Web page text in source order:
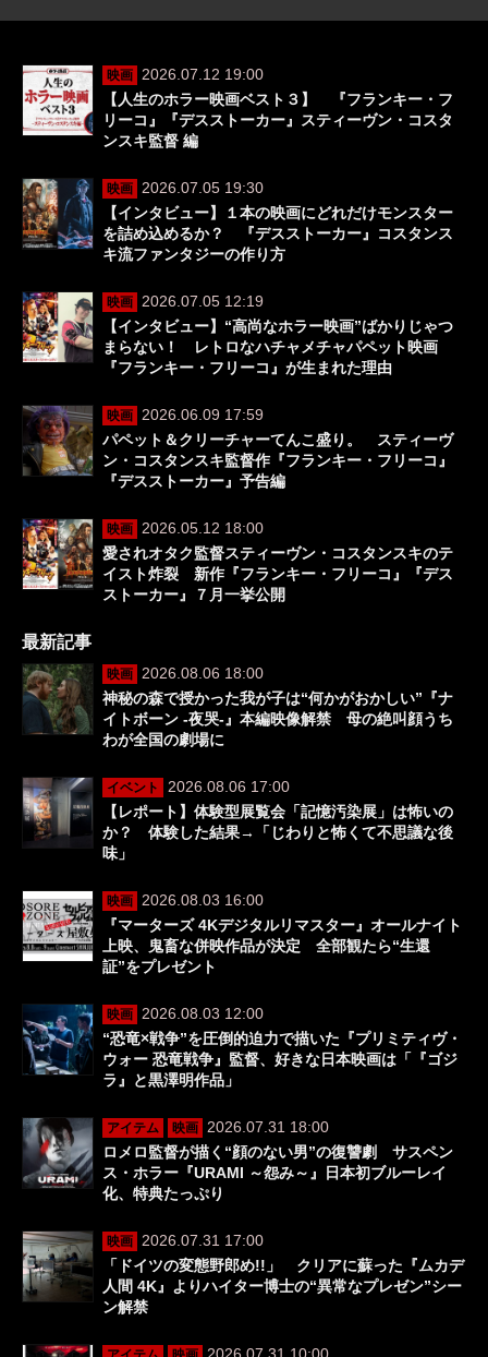
映画
2026.07.12 19:00
【人生のホラー映画ベスト３】 『フランキー・フ
リーコ』『デスストーカー』スティーヴン・コスタ
ンスキ監督 編
映画
2026.07.05 19:30
【インタビュー】１本の映画にどれだけモンスター
を詰め込めるか？ 『デスストーカー』コスタンス
キ流ファンタジーの作り方
映画
2026.07.05 12:19
【インタビュー】“高尚なホラー映画”ばかりじゃつ
まらない！ レトロなハチャメチャパペット映画
『フランキー・フリーコ』が生まれた理由
映画
2026.06.09 17:59
パペット＆クリーチャーてんこ盛り。 スティーヴ
ン・コスタンスキ監督作『フランキー・フリーコ』
『デスストーカー』予告編
映画
2026.05.12 18:00
愛されオタク監督スティーヴン・コスタンスキのテ
イスト炸裂 新作『フランキー・フリーコ』『デス
ストーカー』７月一挙公開
最新記事
映画
2026.08.06 18:00
神秘の森で授かった我が子は“何かがおかしい”『ナ
イトボーン -夜哭-』本編映像解禁 母の絶叫顔うち
わが全国の劇場に
イベント
2026.08.06 17:00
【レポート】体験型展覧会「記憶汚染展」は怖いの
か？ 体験した結果→「じわりと怖くて不思議な後
味」
映画
2026.08.03 16:00
『マーターズ 4Kデジタルリマスター』オールナイト
上映、鬼畜な併映作品が決定 全部観たら“生還
証”をプレゼント
映画
2026.08.03 12:00
“恐竜×戦争”を圧倒的迫力で描いた『プリミティヴ・
ウォー 恐竜戦争』監督、好きな日本映画は「『ゴジ
ラ』と黒澤明作品」
アイテム 映画
2026.07.31 18:00
ロメロ監督が描く“顔のない男”の復讐劇 サスペン
ス・ホラー『URAMI ～怨み～』日本初ブルーレイ
化、特典たっぷり
映画
2026.07.31 17:00
「ドイツの変態野郎め!!」 クリアに蘇った『ムカデ
人間 4K』よりハイター博士の“異常なプレゼン”シー
ン解禁